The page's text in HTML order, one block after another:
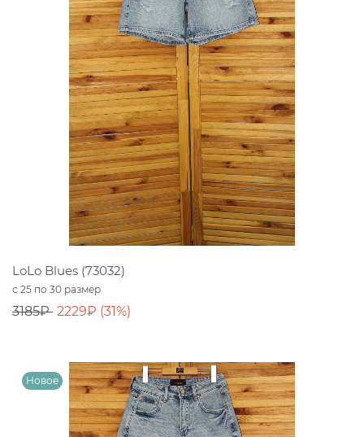
LoLo Blues (73032)
с 25 по 30 размер
3185₽ 2229₽ (31%)